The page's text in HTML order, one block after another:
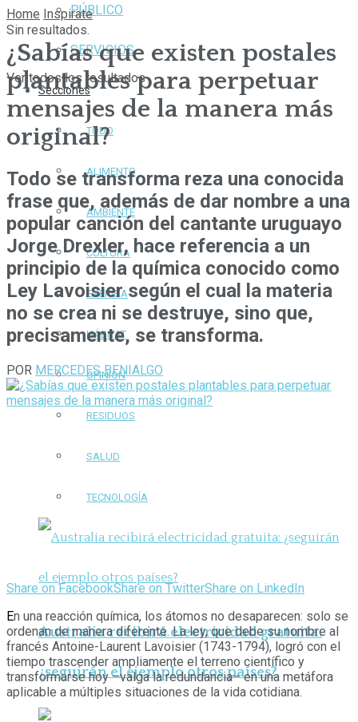
PÚBLICO
SERVICIOS
Secciones
TODO
ALIMENTO
AMBIENTE
CULTURA
ENERGÍA
HÁBITAT
OPINIÓN
RESIDUOS
SALUD
TECNOLOGÍA
Australia recibirá electricidad gratuita:
¿seguirán el ejemplo otros países?
Sin resultados.
Ver todos los resultados
Home Inspirate
¿Sabías que existen postales
plantables para perpetuar
mensajes de la manera más
original?
Todo se transforma reza una conocida
frase que, además de dar nombre a una
popular canción del cantante uruguayo
Jorge Drexler, hace referencia a un
principio de la química conocido como
Ley Lavoisier según el cual la materia
no se crea ni se destruye, sino que,
precisamente, se transforma.
POR MERCEDES BENIALGO
Share on FacebookShare on TwitterShare on LinkedIn
En una reacción química, los átomos no desaparecen: solo se
ordenan de manera diferente. La ley, que debe su nombre al
francés Antoine-Laurent Lavoisier (1743-1794), logró con el
tiempo trascender ampliamente el terreno científico y
transformarse hoy –valga la redundancia– en una metáfora
aplicable a múltiples situaciones de la vida cotidiana.